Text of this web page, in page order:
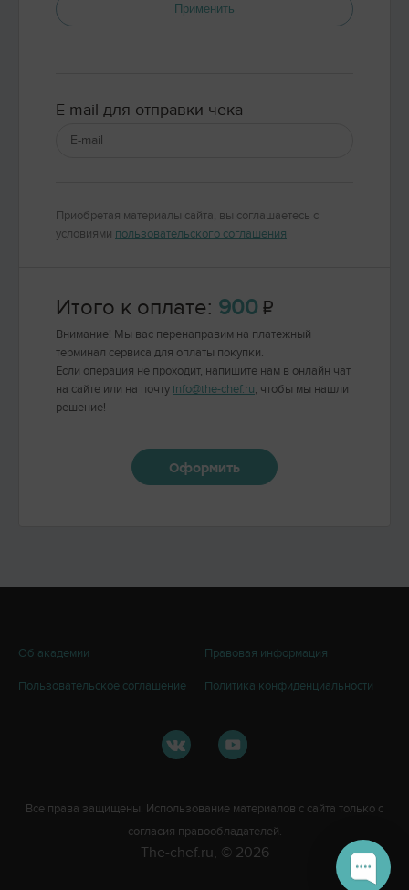
Применить
E-mail для отправки чека
Приобретая материалы сайта, вы соглашаетесь с
условиями пользовательского соглашения
Итого к оплате: 900
Внимание! Мы вас перенаправим на платежный
терминал сервиса для оплаты покупки.
Если операция не проходит, напишите нам в онлайн чат
на сайте или на почту info@the-chef.ru, чтобы мы нашли
решение!
Оформить
Об академии Правовая информация
Пользовательское соглашение Политика конфиденциальности
Все права защищены. Использование материалов с сайта только с
согласия правообладателей.
The-chef.ru, © 2026